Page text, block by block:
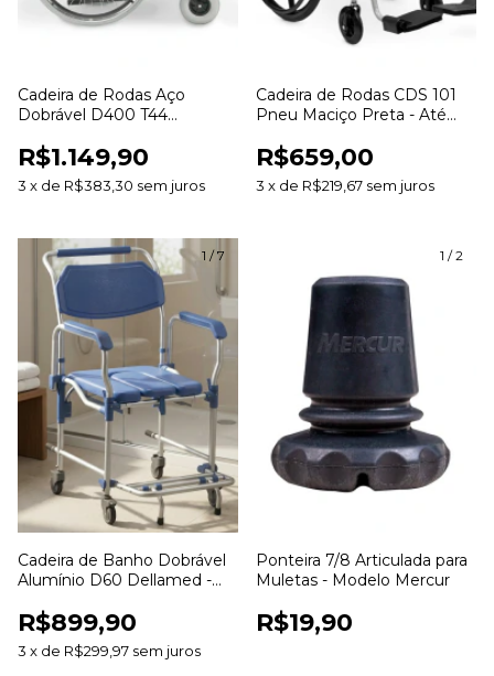
Cadeira de Rodas Aço
Dobrável D400 T44
Assento 44cm
R$1.149,90
3 x de R$383,30 sem juros
Cadeira de Rodas CDS 101
Pneu Maciço Preta - Até
R$659,00
3 x de R$219,67 sem juros
1 /7
Cadeira de Banho Dobrável
Alumínio D60 Dellamed -
R$899,90
3 x de R$299,97 sem juros
1 /2
Ponteira 7/8 Articulada para
Muletas - Modelo Mercur
R$19,90